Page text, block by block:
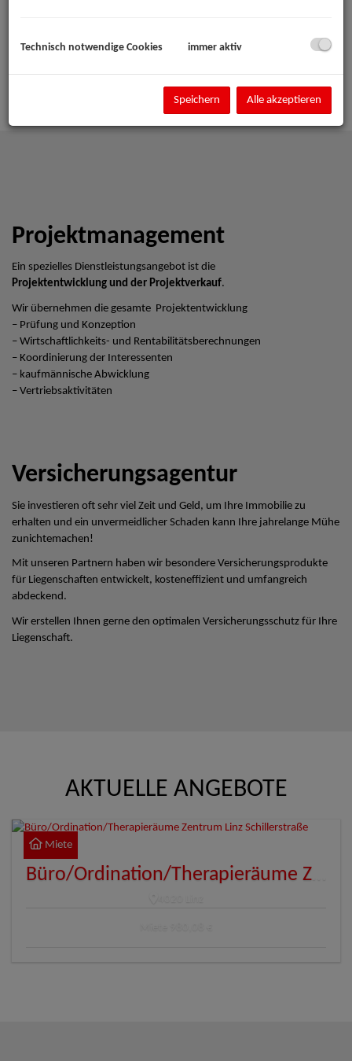
Projektmanagement
Ein spezielles Dienstleistungsangebot ist die
Projektentwicklung und der Projektverkauf.
Wir übernehmen die gesamte Projektentwicklung
– Prüfung und Konzeption
– Wirtschaftlichkeits- und Rentabilitätsberechnungen
– Koordinierung der Interessenten
– kaufmännische Abwicklung
– Vertriebsaktivitäten
Versicherungsagentur
Sie investieren oft sehr viel Zeit und Geld, um Ihre Immobilie zu
erhalten und ein unvermeidlicher Schaden kann Ihre jahrelange Mühe
zunichtemachen!
Mit unseren Partnern haben wir besondere Versicherungsprodukte
für Liegenschaften entwickelt, kosteneffizient und umfangreich
abdeckend.
Wir erstellen Ihnen gerne den optimalen Versicherungsschutz für Ihre
Liegenschaft.
AKTUELLE ANGEBOTE
Miete
Technisch notwendige Cookies immer aktiv
Speichern Alle akzeptieren